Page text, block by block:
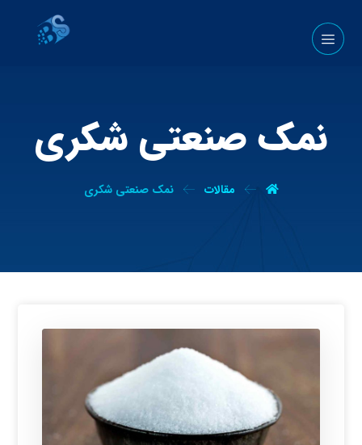
نمک صنعتی شکری
مقالات نمک صنعتی شکری